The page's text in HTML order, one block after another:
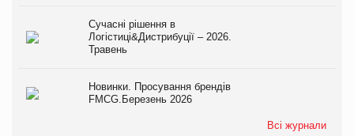
Сучасні рішення в
Логістиці&Дистрибуції – 2026.
Травень
Новинки. Просування брендів
FMCG.Березень 2026
Всі журнали